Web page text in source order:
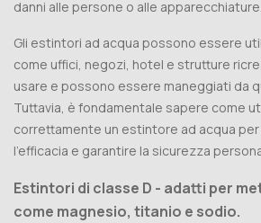
danni alle persone o alle apparecchiature.
Gli estintori ad acqua possono essere
come uffici, negozi, hotel e strutture
usare e possono essere maneggiati da
Tuttavia, è fondamentale sapere come
correttamente un estintore ad acqua
l'efficacia e garantire la sicurezza
Estintori di classe D - adatti per
come magnesio, titanio e sodio.